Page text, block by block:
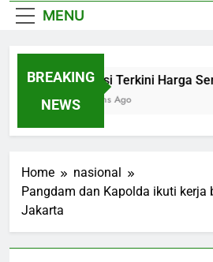
MENU
BREAKING
NEWS
Kondisi Terkini Harga
4 Months Ago
Home
nasional
Pangdam dan Kapolda ikuti kerja
Jakarta